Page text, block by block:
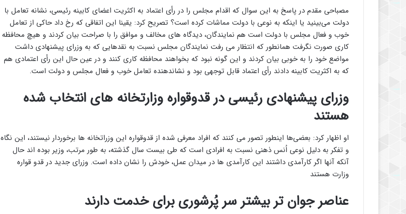
مصباحی مقدم در پاسخ به این سوال که اقدام مجلس را در رأی اعتماد به اکثریت اعضای کابینه رئیسی، نشانه تعامل با
دولت می‌بینید یا اینکه به نوعی با دولت مماشات کرده است؟ تصریح کرد: یقینا این اتفاقی که رخ داد حاکی از تعامل
خوب و فعال مجلس با دولت است هم نمایندگان، دیدگاه های مخالف و موافق را با صراحت بیان کردند و هیچ محافظه
کاری صورت نگرفت همانطور که انتظار می رفت نمایندگان مجلس نسبت به نقدهایی که به وزرای پیشنهادی داشت
مواضع خود را به خوبی بیان کردند و این گونه نبود که بخواهند محافظه کاری کنند و در عین حال این رأی اعتمادی هم
که به اکثریت کابینه دادند رأی اعتماد قابل توجهی بود و نشاندهنده تعامل خوب و فعال مجلس و دولت است.
وزرای پیشنهادی رئیسی در قدوقواره وزارتخانه های انتخاب شده
هستند
او اظهار کرد: بعضی‌ها اینطور تصور می کنند که افراد معرفی شده از قدوقواره این وزراتخانه ها برخوردار نیستند، این نگاه
و تفکر به دلیل نوعی اُنس ذهنی نسبت به افرادی است که طی بیست سال گذشته، به طور مرتب، وزیر بوده اند حال
آنکه آنها اگر کارآمدی داشتند این کارآمدی ها در میدان عمل، خودش را نشان داده است. وزرای جدید در قدو قواره
وزارت هستند
عناصر جوان تر بیشتر سر پُرشوری برای خدمت دارند